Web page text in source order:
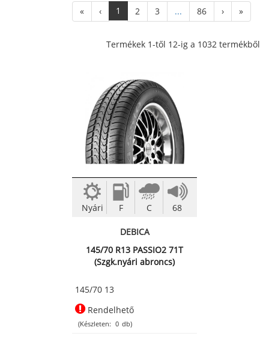
« ‹ 1 2 3 ... 86 › »
Termékek 1-től 12-ig a 1032 termékből
Nyári F C 68
DEBICA
145/70 R13 PASSIO2 71T
(Szgk.nyári abroncs)
145/70 13
Rendelhető
(Készleten: 0 db)